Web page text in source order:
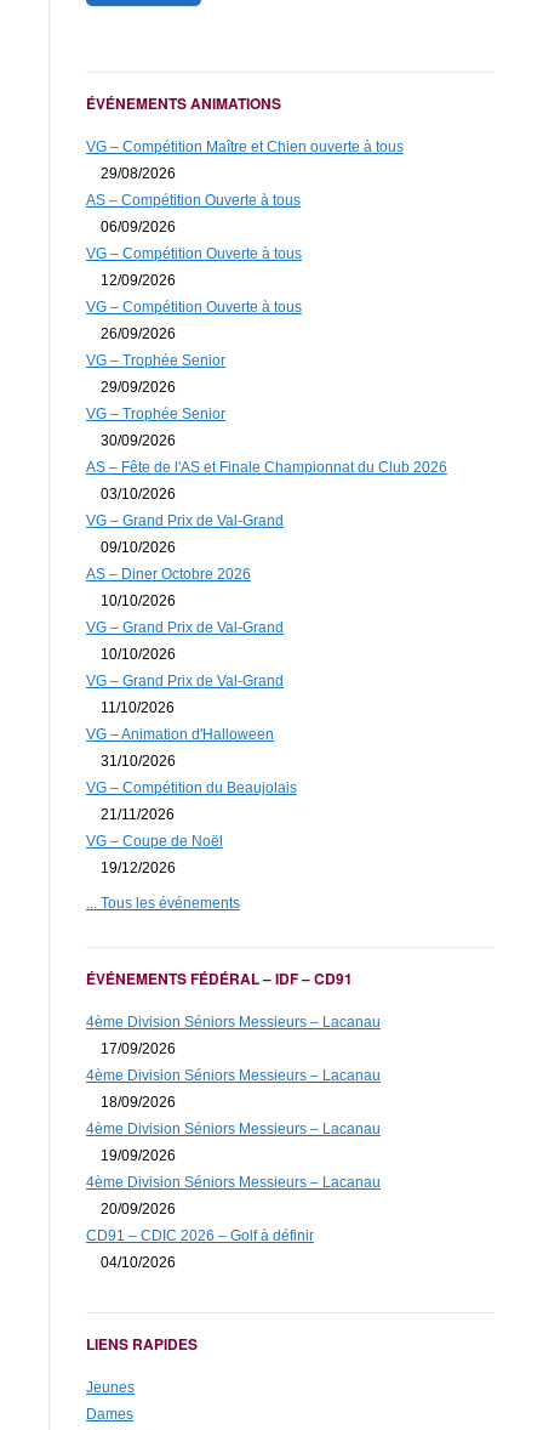
ÉVÉNEMENTS ANIMATIONS
VG – Compétition Maître et Chien ouverte à tous
29/08/2026
AS – Compétition Ouverte à tous
06/09/2026
VG – Compétition Ouverte à tous
12/09/2026
VG – Compétition Ouverte à tous
26/09/2026
VG – Trophée Senior
29/09/2026
VG – Trophée Senior
30/09/2026
AS – Fête de l'AS et Finale Championnat du Club 2026
03/10/2026
VG – Grand Prix de Val-Grand
09/10/2026
AS – Diner Octobre 2026
10/10/2026
VG – Grand Prix de Val-Grand
10/10/2026
VG – Grand Prix de Val-Grand
11/10/2026
VG – Animation d'Halloween
31/10/2026
VG – Compétition du Beaujolais
21/11/2026
VG – Coupe de Noël
19/12/2026
... Tous les événements
ÉVÉNEMENTS FÉDÉRAL – IDF – CD91
4ème Division Séniors Messieurs – Lacanau
17/09/2026
4ème Division Séniors Messieurs – Lacanau
18/09/2026
4ème Division Séniors Messieurs – Lacanau
19/09/2026
4ème Division Séniors Messieurs – Lacanau
20/09/2026
CD91 – CDIC 2026 – Golf à définir
04/10/2026
LIENS RAPIDES
Jeunes
Dames